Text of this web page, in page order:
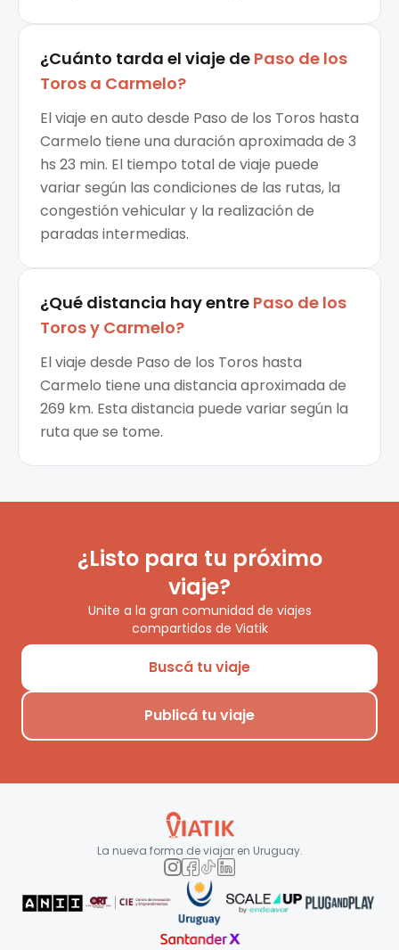
¿Cuánto tarda el viaje de Paso de los
Toros a Carmelo?
El viaje en auto desde Paso de los Toros hasta
Carmelo tiene una duración aproximada de 3
hs 23 min. El tiempo total de viaje puede
variar según las condiciones de las rutas, la
congestión vehicular y la realización de
paradas intermedias.
¿Qué distancia hay entre Paso de los
Torosy Carmelo?
El viaje desde Paso de los Toros hasta
Carmelo tiene una distancia aproximada de
269 km. Esta distancia puede variar según la
ruta que se tome.
¿Listo para tu próximo
viaje?
Unite a la gran comunidad de viajes
compartidos de Viatik
Buscá tu viaje
Publicá tu viaje
La nueva forma de viajar en Uruguay.